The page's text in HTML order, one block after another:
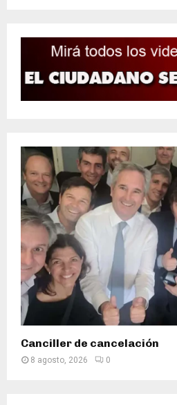
Canciller de cancelación
8 agosto, 2026 0